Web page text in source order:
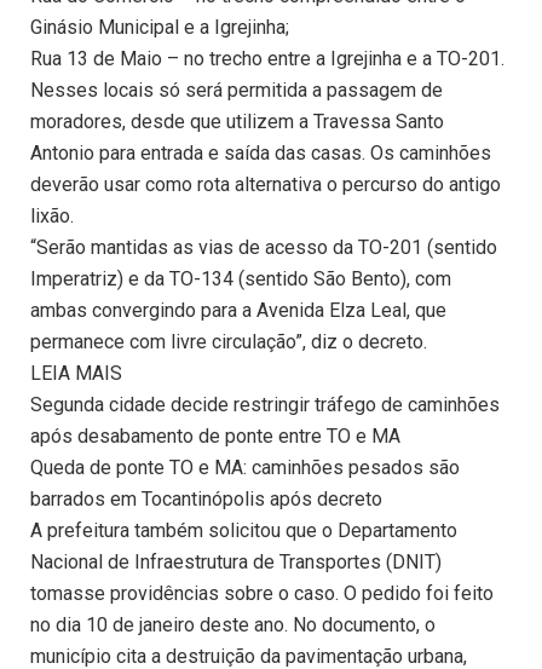
Ginásio Municipal e a Igrejinha;
Rua 13 de Maio – no trecho entre a Igrejinha e a TO-201.
Nesses locais só será permitida a passagem de
moradores, desde que utilizem a Travessa Santo
Antonio para entrada e saída das casas. Os caminhões
deverão usar como rota alternativa o percurso do antigo
lixão.
“Serão mantidas as vias de acesso da TO-201 (sentido
Imperatriz) e da TO-134 (sentido São Bento), com
ambas convergindo para a Avenida Elza Leal, que
permanece com livre circulação”, diz o decreto.
LEIA MAIS
Segunda cidade decide restringir tráfego de caminhões
após desabamento de ponte entre TO e MA
Queda de ponte TO e MA: caminhões pesados são
barrados em Tocantinópolis após decreto
A prefeitura também solicitou que o Departamento
Nacional de Infraestrutura de Transportes (DNIT)
tomasse providências sobre o caso. O pedido foi feito
no dia 10 de janeiro deste ano. No documento, o
município cita a destruição da pavimentação urbana,